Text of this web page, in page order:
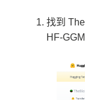
找到
HF-